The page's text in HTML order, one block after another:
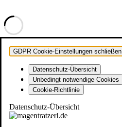
GDPR Cookie-Einstellungen schließen
Datenschutz-Übersicht
Unbedingt notwendige Cookies
Cookie-Richtlinie
Datenschutz-Übersicht